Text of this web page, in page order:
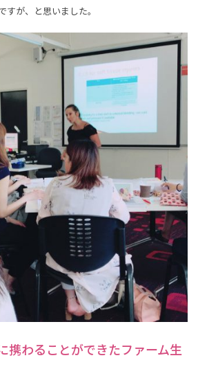
が、
と思いました。
携わることができたファーム生